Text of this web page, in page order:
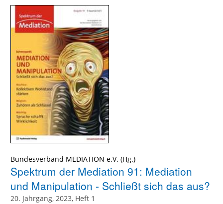
Bundesverband MEDIATION e.V.
Spektrum der Mediation 91: Mediation
und Manipulation - Schließt sich das aus?
20. Jahrgang, 2023, Heft 1